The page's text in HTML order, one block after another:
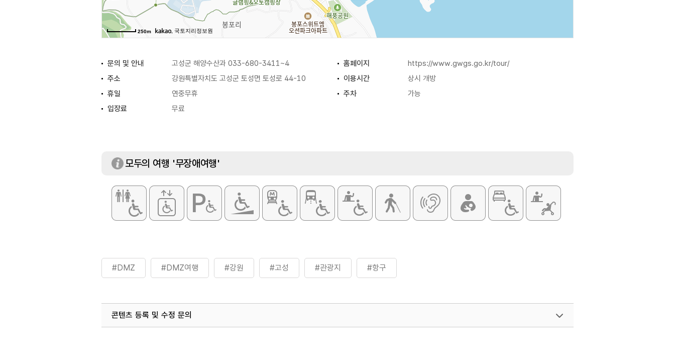
250m , 국토지리정보원
문의 및 안내 고성군 해양수산과 033-680-3411~4 홈페이지
https://www.gwgs.go.kr/tour/
주소
강원특별자치도 고성군 토성면 토성로 44-10 이용시간
상시 개방
휴일
연중무휴 주차
가능
입장료
무료
모두의 여행 '무장애여행'
#DMZ #DMZ여행 #강원 #고성 #관광지 #항구
콘텐츠 등록 및 수정 문의